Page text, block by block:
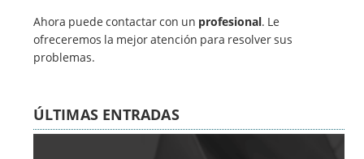
Ahora puede contactar con un profesional. Le
ofreceremos la mejor atención para resolver sus
problemas.
ÚLTIMAS ENTRADAS